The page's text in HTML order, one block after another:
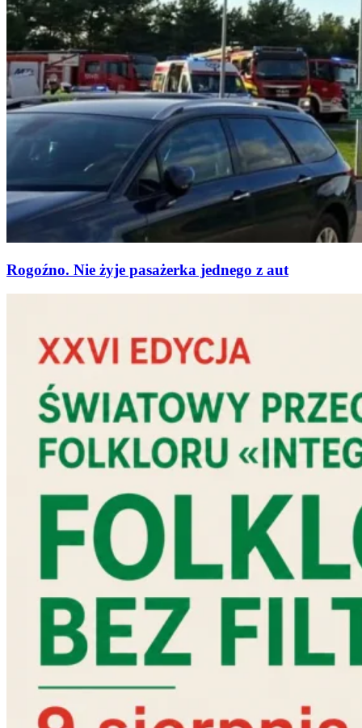
Rogoźno. Nie żyje pasażerka jednego z aut